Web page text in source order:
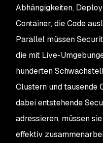
Abhängigkeiten,
Container, die Code
Parallel müssen
die mit Live-
hunderten
Clustern und tausende
dabei entstehende
adressieren, müssen
effektiv